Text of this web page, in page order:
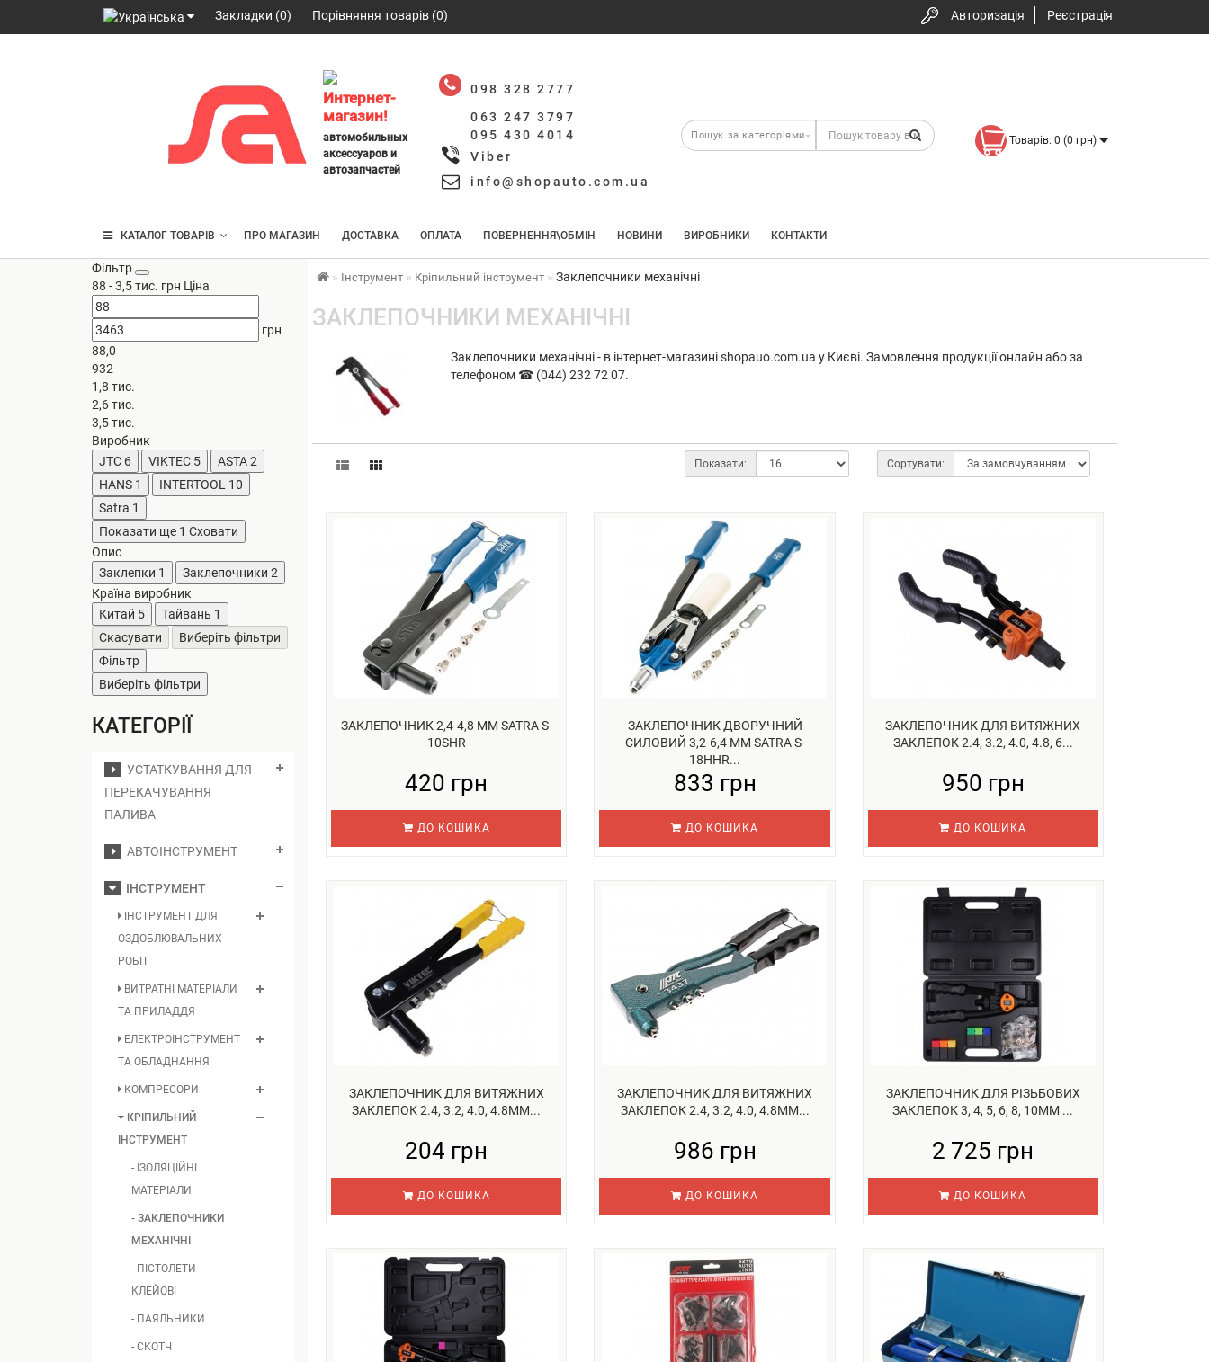
Закладки (0) Порівняння товарів (0) Авторизація Реєстрація
Интернет-
магазин!
автомобильных
аксессуаров и
автозапчастей
098 328 2777
063 247 3797
095 430 4014
Viber
info@shopauto.com.ua
Товарів: 0 (0 грн)
КАТАЛОГ ТОВАРІВ ПРО МАГАЗИН ДОСТАВКА ОПЛАТА ПОВЕРНЕННЯ\ОБМІН НОВИНИ ВИРОБНИКИ КОНТАКТИ
Фільтр
88 -3,5 тис. грн Ціна
-
грн
88,0
932
1,8 тис.
2,6 тис.
3,5 тис.
Виробник
JTC 6 VIKTEC 5 ASTA2
HANS 1 INTERTOOL 10
Satra 1
Показати ще 1 Сховати
Опис
Заклепки 1 Заклепочники 2
Країна виробник
Китай 5 Тайвань 1
Скасувати
Виберіть фільтри
Фільтр
Виберіть фільтри
КАТЕГОРІЇ
УСТАТКУВАННЯ ДЛЯ
ПЕРЕКАЧУВАННЯ
ПАЛИВА
АВТОІНСТРУМЕНТ
ІНСТРУМЕНТ
ІНСТРУМЕНТ ДЛЯ
ОЗДОБЛЮВАЛЬНИХ
РОБІТ
ВИТРАТНІ МАТЕРІАЛИ
ТА ПРИЛАДДЯ
ЕЛЕКТРОІНСТРУМЕНТ
ТА ОБЛАДНАННЯ
КОМПРЕСОРИ
КРІПИЛЬНИЙ
ІНСТРУМЕНТ
- ІЗОЛЯЦІЙНІ
МАТЕРІАЛИ
- ЗАКЛЕПОЧНИКИ
МЕХАНІЧНІ
- ПІСТОЛЕТИ
КЛЕЙОВІ
- ПАЯЛЬНИКИ
- СКОТЧ
Інструмент Кріпильний інструмент Заклепочники механічні
ЗАКЛЕПОЧНИКИ МЕХАНІЧНІ
Заклепочники механічні - в інтернет-магазині shopauo.com.ua у Києві. Замовлення продукції онлайн або за
телефоном ☎ (044) 232 72 07.
Сортувати:
Показати:
ЗАКЛЕПОЧНИК 2,4-4,8 ММ SATRA S-
10SHR
420 грн
ДО КОШИКА
ЗАКЛЕПОЧНИК ДВОРУЧНИЙ
СИЛОВИЙ 3,2-6,4 ММ SATRA S-
18HHR...
833 грн
ДО КОШИКА
ЗАКЛЕПОЧНИК ДЛЯ ВИТЯЖНИХ
ЗАКЛЕПОК 2.4, 3.2, 4.0, 4.8, 6...
950 грн
ДО КОШИКА
ЗАКЛЕПОЧНИК ДЛЯ ВИТЯЖНИХ
ЗАКЛЕПОК 2.4, 3.2, 4.0, 4.8ММ...
204 грн
ДО КОШИКА
ЗАКЛЕПОЧНИК ДЛЯ ВИТЯЖНИХ
ЗАКЛЕПОК 2.4, 3.2, 4.0, 4.8ММ...
986 грн
ДО КОШИКА
ЗАКЛЕПОЧНИК ДЛЯ РІЗЬБОВИХ
ЗАКЛЕПОК 3, 4, 5, 6, 8, 10ММ ...
2 725 грн
ДО КОШИКА